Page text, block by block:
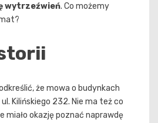
wytrzeźwień. Co możemy
że mowa o budynkach
Kilińskiego 232. Nie ma też co
miało okazję poznać naprawdę